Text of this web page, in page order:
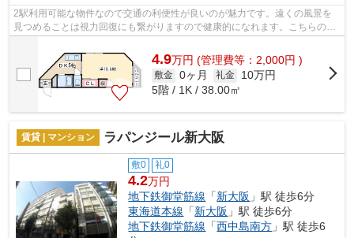
2駅利用可能な物件なので交通の利便性が良いのが魅力です。遠くの風景を
見つめることは視力回復にも繋がりますので健康的になれます。こちらの物
4.9万円 (管理費等：2,000円 )
敷金 0ヶ月 礼金
10万円
5階 / 1K / 38.00㎡
賃貸 | マンション ラパンジール新大阪
敷0 礼0
4.2万円
地下鉄御堂筋線 「新大阪 」駅 徒歩6分
東海道本線 「新大阪 」駅 徒歩6分
地下鉄御堂筋線 「西中島南方 」駅 徒歩6